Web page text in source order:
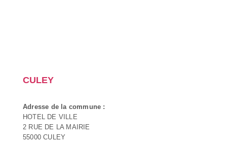
CULEY
Adresse de la commune :
HOTEL DE VILLE
2 RUE DE LA MAIRIE
55000 CULEY